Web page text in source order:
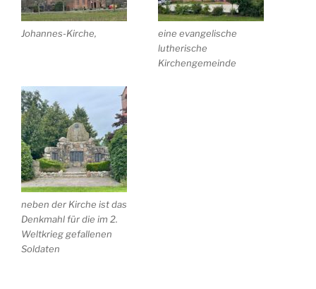
Johannes-Kirche,
eine evangelische
lutherische
Kirchengemeinde
neben der Kirche ist das
Denkmahl für die im 2.
Weltkrieg gefallenen
Soldaten